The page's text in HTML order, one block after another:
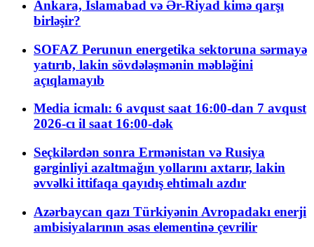
Ankara, İslamabad və Ər-Riyad kimə qarşı
birləşir?
SOFAZ Perunun energetika sektoruna sərmayə
yatırıb, lakin sövdələşmənin məbləğini
açıqlamayıb
Media icmalı: 6 avqust saat 16:00-dan 7 avqust
2026-cı il saat 16:00-dək
Seçkilərdən sonra Ermənistan və Rusiya
gərginliyi azaltmağın yollarını axtarır, lakin
əvvəlki ittifaqa qayıdış ehtimalı azdır
Azərbaycan qazı Türkiyənin Avropadakı enerji
ambisiyalarının əsas elementinə çevrilir